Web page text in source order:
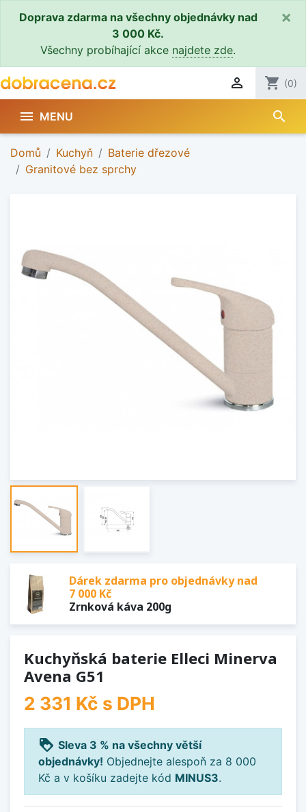
Doprava zdarma na všechny objednávky nad
3 000 Kč.
Všechny probíhající akce najdete zde.
×
 shopping_cart (0)
 MENU search
Domů Kuchyň
Baterie dřezové
Granitové bez sprchy
Dárek zdarma pro objednávky nad
7 000 Kč
Zrnková káva 200g
Kuchyňská baterie Elleci Minerva
Avena G51
2 331 Kč s DPH
loyalty Sleva 3 % na všechny větší
objednávky! Objednejte alespoň za 8 000
Kč a v košíku zadejte kód MINUS3.